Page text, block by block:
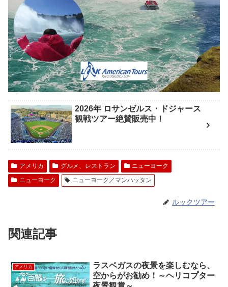
2026年 ロサンゼルス・ドジャース
観戦ツアー絶賛販売中！
アメリカ グルメ、レストラン
ニューヨーク
ニューヨーク
ニューヨーク／マンハッタン
ルックツアー
関連記事
アメリカ
ラスベガスの夜景を楽しむなら、
空からがお勧め！～ヘリコプター